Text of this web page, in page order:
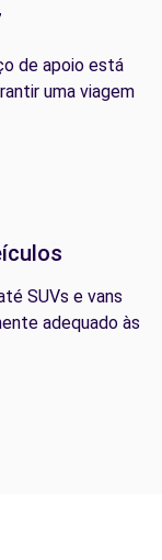
de apoio está
uma viagem
SUVs e vans
adequado às